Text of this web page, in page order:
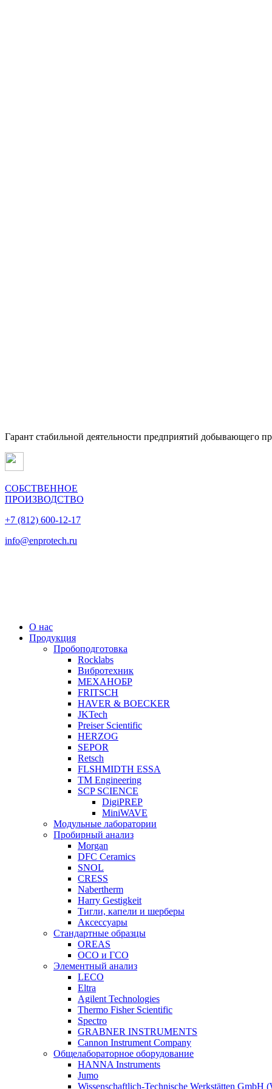
Гарант стабильной деятельности предприятий добывающего
СОБСТВЕННОЕ
ПРОИЗВОДСТВО
+7 (812) 600-12-17
info@enprotech.ru
О нас
Продукция
Пробоподготовка
Rocklabs
Вибротехник
МЕХАНОБР
FRITSCH
HAVER & BOECKER
JKTech
Preiser Scientific
HERZOG
SEPOR
Retsch
FLSHMIDTH ESSA
TM Engineering
SCP SCIENCE
DigiPREP
MiniWAVE
Модульные лаборатории
Пробирный анализ
Morgan
DFC Ceramics
SNOL
CRESS
Nabertherm
Harry Gestigkeit
Тигли, капели и шерберы
Аксессуары
Стандартные образцы
OREAS
ОСО и ГСО
Элементный анализ
LECO
Eltra
Agilent Technologies
Thermo Fisher Scientific
Spectro
GRABNER INSTRUMENTS
Cannon Instrument Company
Общелабораторное оборудование
HANNA Instruments
Jumo
Wissenschaftlich-Technische Werkstätten GmbH